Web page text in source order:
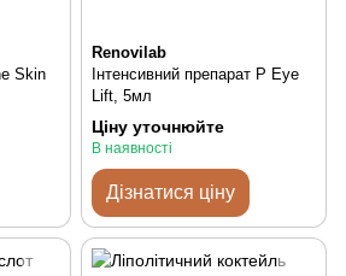
Skin
Renovilab
Інтенсивний препарат P Eye
Lift, 5мл
Ціну уточнюйте
В наявності
Дізнатися ціну